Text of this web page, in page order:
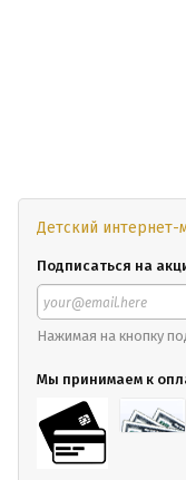
Детский интернет-
Подписаться на
Нажимая на кнопку
Мы принимаем к